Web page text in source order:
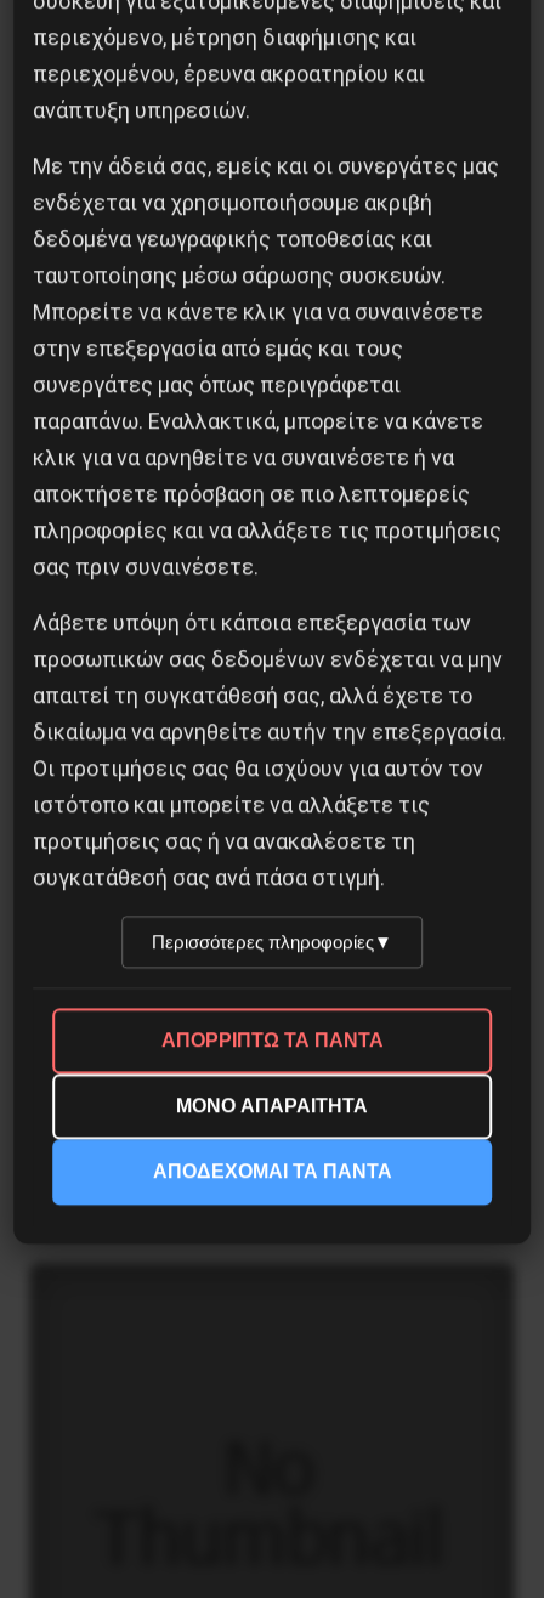
Το ΑΙ βαθαίνει την Κρίση
Διδάκτορας μαθηματικών στο Παρίσι ο
Αλέξανδρος Γιωτόπουλος
16 Ιουλίου 2021
Besa, το νέο πολιτικό μανιφέστο του Ράμα
περιεχόμενο, μέτρηση διαφήμισης και
περιεχομένου, έρευνα ακροατηρίου και
ανάπτυξη υπηρεσιών.
Με την άδειά σας, εμείς και οι συνεργάτες μας
ενδέχεται να χρησιμοποιήσουμε ακριβή
δεδομένα γεωγραφικής τοποθεσίας και
ταυτοποίησης μέσω σάρωσης συσκευών.
Μπορείτε να κάνετε κλικ για να συναινέσετε
στην επεξεργασία από εμάς και τους
συνεργάτες μας όπως περιγράφεται
παραπάνω. Εναλλακτικά, μπορείτε να κάνετε
κλικ για να αρνηθείτε να συναινέσετε ή να
αποκτήσετε πρόσβαση σε πιο λεπτομερείς
πληροφορίες και να αλλάξετε τις προτιμήσεις
σας πριν συναινέσετε.
Λάβετε υπόψη ότι κάποια επεξεργασία των
προσωπικών σας δεδομένων ενδέχεται να μην
απαιτεί τη συγκατάθεσή σας, αλλά έχετε το
δικαίωμα να αρνηθείτε αυτήν την επεξεργασία.
Οι προτιμήσεις σας θα ισχύουν για αυτόν τον
ιστότοπο και μπορείτε να αλλάξετε τις
προτιμήσεις σας ή να ανακαλέσετε τη
συγκατάθεσή σας ανά πάσα στιγμή.
Περισσότερες πληροφορίες▼
ΑΠΟΡΡΙΠΤΩ ΤΑ ΠΑΝΤΑ
ΜΟΝΟ ΑΠΑΡΑΙΤΗΤΑ
ΑΠΟΔΕΧΟΜΑΙ ΤΑ ΠΑΝΤΑ